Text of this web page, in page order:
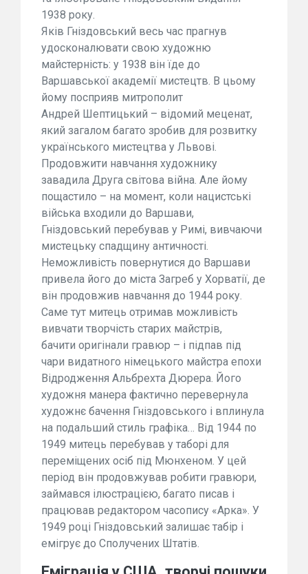
1938 року.
Яків Гніздовський весь час прагнув
удосконалювати свою художню
майстерність: у 1938 він їде до
Варшавської академії мистецтв. В цьому
йому посприяв митрополит
Андрей Шептицький – відомий меценат,
який загалом багато зробив для розвитку
українського мистецтва у Львові.
Продовжити навчання художнику
завадила Друга світова війна. Але йому
пощастило – на момент, коли нацистські
війська входили до Варшави,
Гніздовський перебував у Римі, вивчаючи
мистецьку спадщину античності.
Неможливість повернутися до Варшави
привела його до міста Загреб у Хорватії, де
він продовжив навчання до 1944 року.
Саме тут митець отримав можливість
вивчати творчість старих майстрів,
бачити оригінали гравюр – і підпав під
чари видатного німецького майстра епохи
Відродження Альбрехта Дюрера. Його
художня манера фактично перевернула
художнє бачення Гніздовського і вплинула
на подальший стиль графіка… Від 1944 по
1949 митець перебував у таборі для
переміщених осіб під Мюнхеном. У цей
період він продовжував робити гравюри,
займався ілюстрацією, багато писав і
працював редактором часопису «Арка». У
1949 році Гніздовський залишає табір і
емігрує до Сполучених Штатів.